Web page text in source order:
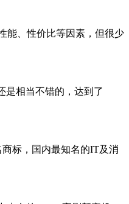
能、性价比等因素，但很少
是相当不错的，达到了
标，国内最知名的IT及消